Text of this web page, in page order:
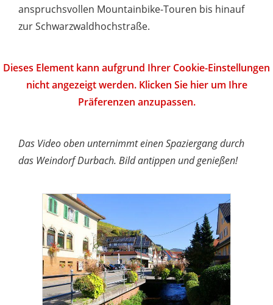
anspruchsvollen Mountainbike-Touren bis hinauf
zur Schwarzwaldhochstraße.
Dieses Element kann aufgrund Ihrer Cookie-Einstellungen
nicht angezeigt werden. Klicken Sie hier um Ihre
Präferenzen anzupassen.
Das Video oben unternimmt einen Spaziergang durch
das Weindorf Durbach. Bild antippen und genießen!